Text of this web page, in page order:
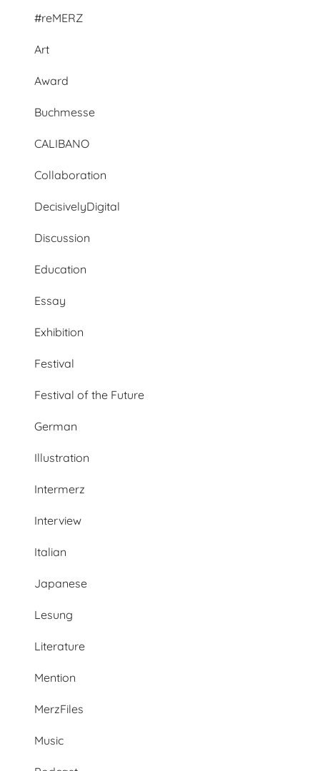
#reMERZ
Art
Award
Buchmesse
CALIBANO
Collaboration
DecisivelyDigital
Discussion
Education
Essay
Exhibition
Festival
Festival of the Future
German
Illustration
Intermerz
Interview
Italian
Japanese
Lesung
Literature
Mention
MerzFiles
Music